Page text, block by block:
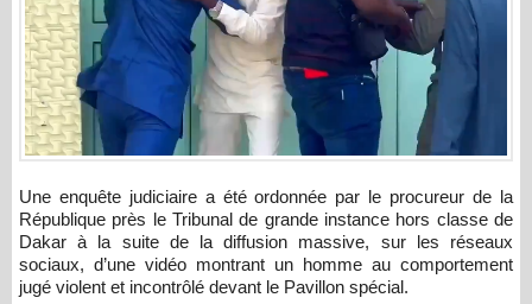
Une enquête judiciaire a été ordonnée par le procureur de la
République près le Tribunal de grande instance hors classe de
Dakar à la suite de la diffusion massive, sur les réseaux
sociaux, d’une vidéo montrant un homme au comportement
jugé violent et incontrôlé devant le Pavillon spécial.